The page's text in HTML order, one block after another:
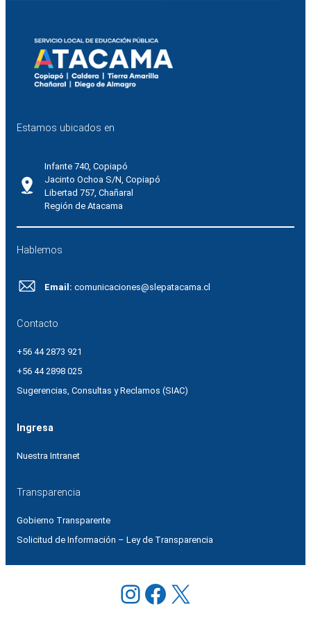
Estamos ubicados en
Infante 740, Copiapó
Jacinto Ochoa S/N, Copiapó
Libertad 757, Chañaral
Región de Atacama
Hablemos
Email: comunicaciones@slepatacama.cl
Contacto
+56 44 2873 921
+56 44 2898 025
Sugerencias, Consultas y Reclamos (SIAC)
Ingresa
Nuestra Intranet
Transparencia
Gobierno Transparente
Solicitud de Información – Ley de Transparencia
Instagram
Facebook
X